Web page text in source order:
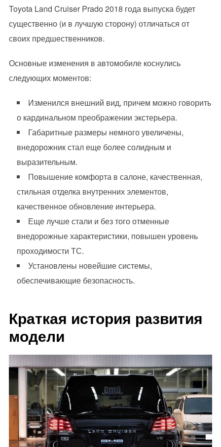
Toyota Land Cruiser Prado 2018 года выпуска будет
существенно (и в лучшую сторону) отличаться от
своих предшественников.
Основные изменения в автомобиле коснулись
следующих моментов:
Изменился внешний вид, причем можно говорить
о кардинальном преображении экстерьера.
Габаритные размеры немного увеличены,
внедорожник стал еще более солидным и
выразительным.
Повышение комфорта в салоне, качественная,
стильная отделка внутренних элементов,
качественное обновление интерьера.
Еще лучше стали и без того отменные
внедорожные характеристики, повышен уровень
проходимости ТС.
Установлены новейшие системы,
обеспечивающие безопасность.
Краткая история развития
модели